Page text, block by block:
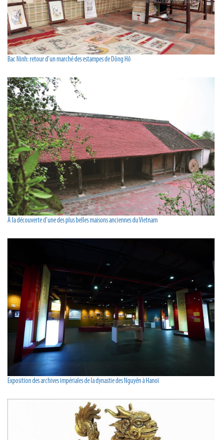
Bac Ninh: retour d’un marché des estampes de Dông Hô
À la découverte d’une des plus belles maisons anciennes du Vietnam
Exposition des archives impériales de la dynastie des Nguyên à Hanoï